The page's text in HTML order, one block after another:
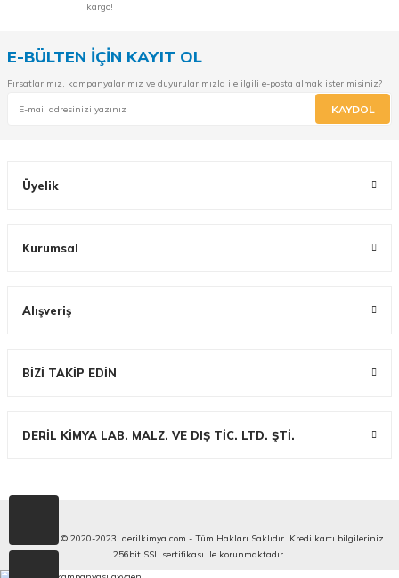
kargo!
E-BÜLTEN İÇİN KAYIT OL
Fırsatlarımız, kampanyalarımız ve duyurularımızla ile ilgili e-posta almak ister misiniz?
KAYDOL
Üyelik
Kurumsal
Alışveriş
BİZİ TAKİP EDİN
DERİL KİMYA LAB. MALZ. VE DIŞ TİC. LTD. ŞTİ.
Copyright © 2020-2023. derilkimya.com - Tüm Hakları Saklıdır. Kredi kartı bilgileriniz
256bit SSL sertifikası ile korunmaktadır.